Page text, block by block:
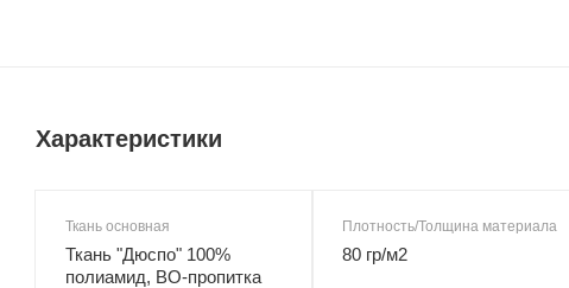
Характеристики
Ткань основная
Ткань "Дюспо" 100%
полиамид, ВО-пропитка
Плотность/Толщина материала
80 гр/м2